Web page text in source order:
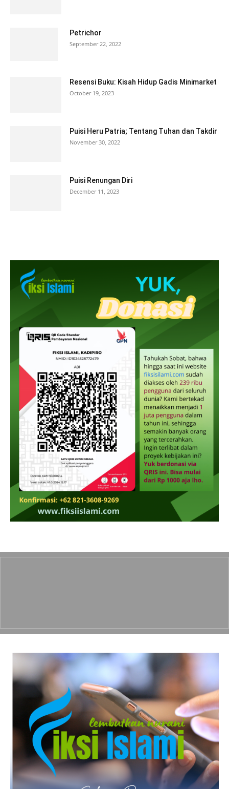
Petrichor
September 22, 2022
Resensi Buku: Kisah Hidup Gadis Minimarket
October 19, 2023
Puisi Heru Patria; Tentang Tuhan dan Takdir
November 30, 2022
Puisi Renungan Diri
December 11, 2023